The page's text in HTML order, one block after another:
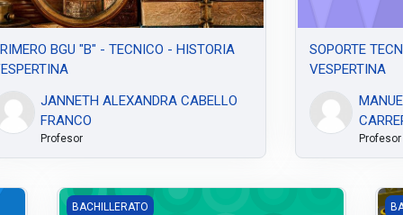
BGU "B" - TECNICO - HISTORIA
JANNETH ALEXANDRA CABELLO
FRANCO
Profesor
SOPORTE
VESPERTINA
Profesor
1T B - ÉTICA, LEGISLACIÓN Y CIUDADANÍA DIGITAL
BACHILLERATO